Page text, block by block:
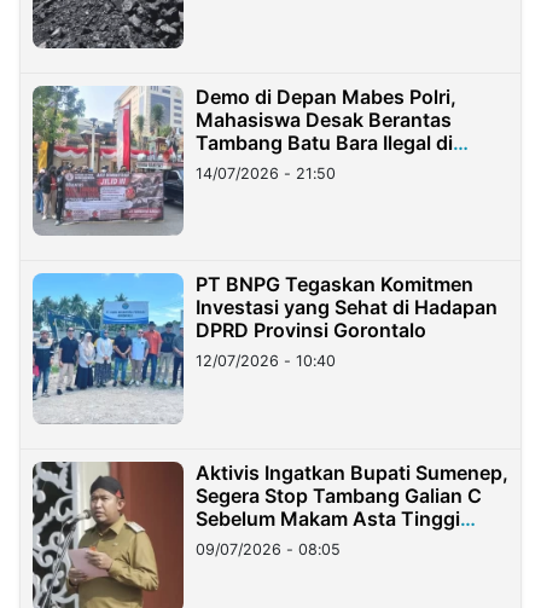
Demo di Depan Mabes Polri,
Mahasiswa Desak Berantas
Tambang Batu Bara Ilegal di
Lampung
14/07/2026 - 21:50
PT BNPG Tegaskan Komitmen
Investasi yang Sehat di Hadapan
DPRD Provinsi Gorontalo
12/07/2026 - 10:40
Aktivis Ingatkan Bupati Sumenep,
Segera Stop Tambang Galian C
Sebelum Makam Asta Tinggi
Longsor
09/07/2026 - 08:05